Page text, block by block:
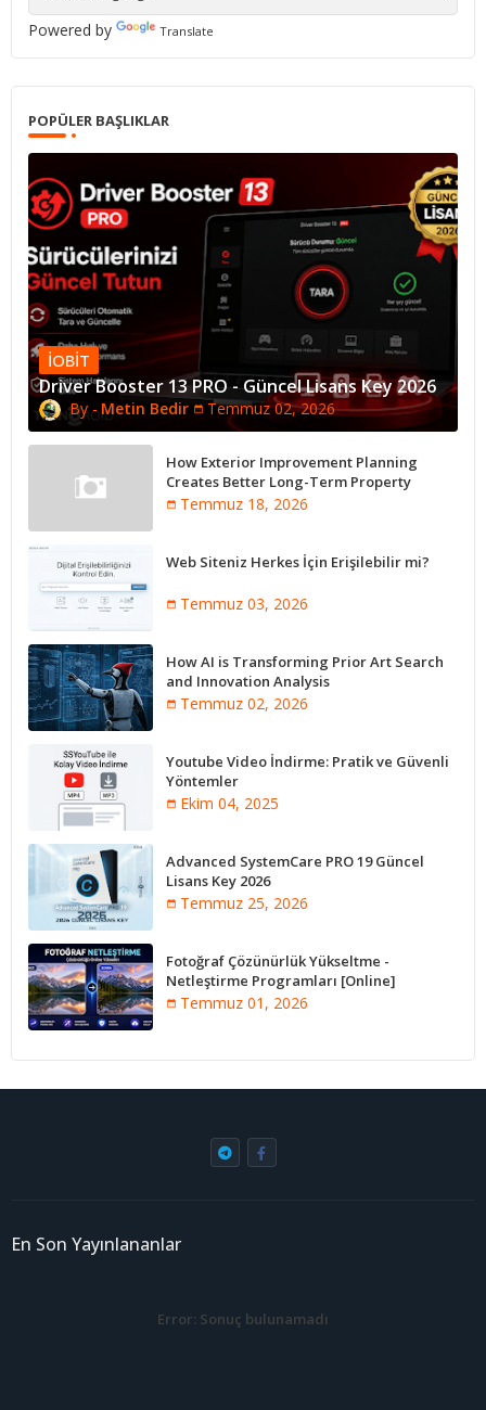
Powered by Translate
POPÜLER BAŞLIKLAR
IOBIT
Driver Booster 13 PRO - Güncel Lisans Key 2026
Metin Bedir Temmuz 02, 2026
How Exterior Improvement Planning
Creates Better Long-Term Property
Performance
Temmuz 18, 2026
Web Siteniz Herkes İçin Erişilebilir mi?
Temmuz 03, 2026
How AI is Transforming Prior Art Search
and Innovation Analysis
Temmuz 02, 2026
Youtube Video İndirme: Pratik ve Güvenli
Yöntemler
Ekim 04, 2025
Advanced SystemCare PRO 19 Güncel
Lisans Key 2026
Temmuz 25, 2026
Fotoğraf Çözünürlük Yükseltme -
Netleştirme Programları [Online]
Temmuz 01, 2026
En Son Yayınlananlar
Error: Sonuç bulunamadı